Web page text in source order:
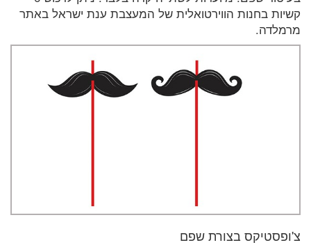
קשיות בחנות הווירטואלית של המעצבת ענת ישראל באתר
מרמלדה.
צ'ופסטיקס בצורת שפם